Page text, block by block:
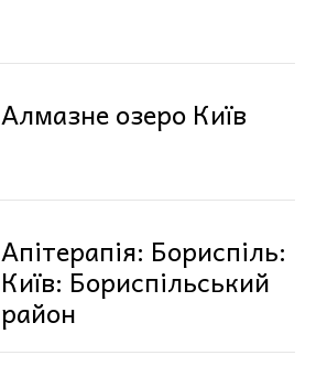
Алмазне озеро Київ
Апітерапія: Бориспіль:
Київ: Бориспільський
район